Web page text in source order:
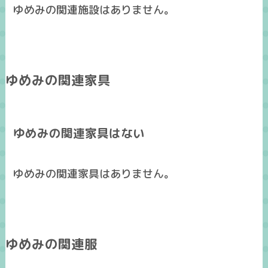
ゆめみの関連施設はありません。
ゆめみの関連家具
ゆめみの関連家具はない
ゆめみの関連家具はありません。
ゆめみの関連服